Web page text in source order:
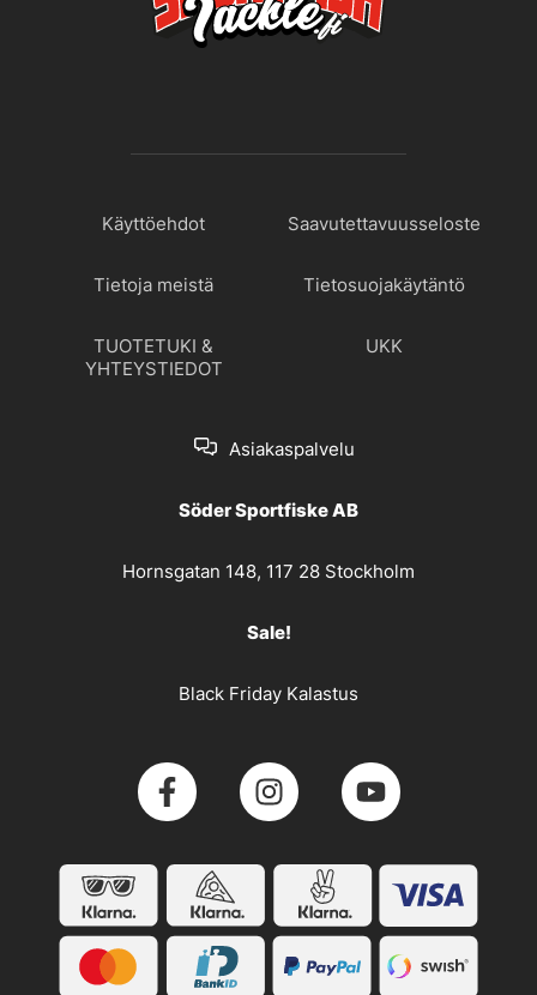
Käyttöehdot Saavutettavuusseloste
Tietoja meistä Tietosuojakäytäntö
TUOTETUKI &
YHTEYSTIEDOT
UKK
Asiakaspalvelu
Söder Sportfiske AB
Hornsgatan 148, 117 28 Stockholm
Sale!
Black Friday Kalastus